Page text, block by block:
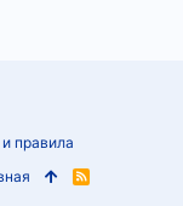
правила
R